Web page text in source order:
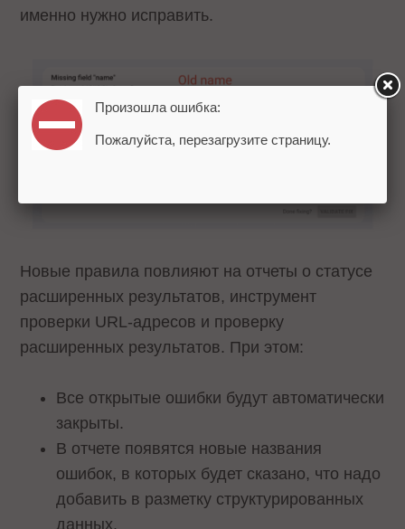
именно нужно исправить.
Новые правила повлияют на отчеты о статусе
расширенных результатов, инструмент
проверки URL-адресов и проверку
расширенных результатов. При этом:
Все открытые ошибки будут автоматически
закрыты.
В отчете появятся новые названия
ошибок, в которых будет сказано, что надо
добавить в разметку структурированных
данных.
Произошла ошибка:
Пожалуйста, перезагрузите страницу.